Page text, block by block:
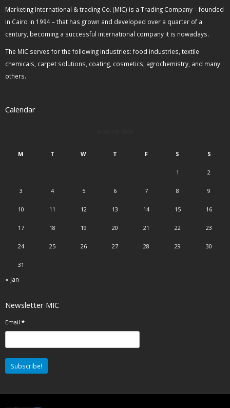
Marketing International & trading Co. (MIC) is a Trading Company – founded
in Cairo in 1994 – that has grown and developed over a quarter of a
century, becoming a successful international company it is nowadays.
The MIC serves for the following industries: food industries, textile
chemicals, carpet solutions, coating, cosmetics, agrochemistry, and many
others.
Calendar
M T W T F S S
1 2
3 4 5 6 7 8 9
10 11 12 13 14 15 16
17 18 19 20 21 22 23
24 25 26 27 28 29 30
31
« Jan
Newsletter MIC
Email *